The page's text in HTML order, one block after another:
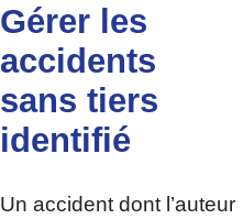
Gérer les
accidents
sans tiers
identifié
Un accident dont l’auteur